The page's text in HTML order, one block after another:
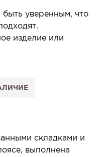
уверенным, что
изделие или
салон и
и выберите салон.
заявку.
готово к примерке.
не обязывает: Вы
складками и
выполнена